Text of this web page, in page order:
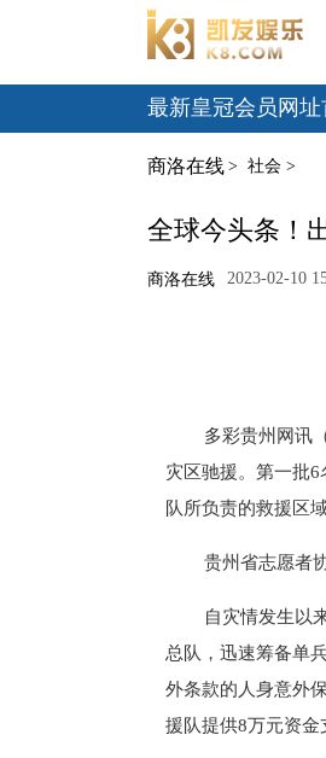
最新皇冠会员网址
商洛在线 > 社会 >
全球今头条！
商洛在线 2023-02-10
多彩贵州网讯
灾区驰援。第一批
队所负责的救援区
贵州省志愿者
自灾情发生以
总队，迅速筹备单
外条款的人身意外
援队提供8万元资金